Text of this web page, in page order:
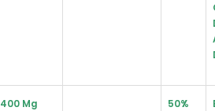
400 Mg 50%